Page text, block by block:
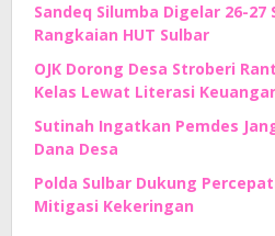
Sandeq Silumba Digelar 26-
Rangkaian HUT Sulbar
OJK Dorong Desa Stroberi
Kelas Lewat Literasi
Sutinah Ingatkan Pemdes
Dana Desa
Polda Sulbar Dukung
Mitigasi Kekeringan